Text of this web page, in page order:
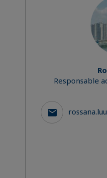
Responsable